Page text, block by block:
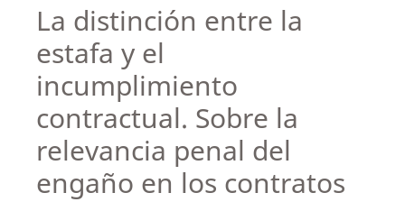
La distinción entre la
estafa y el
incumplimiento
contractual. Sobre la
relevancia penal del
engaño en los contratos